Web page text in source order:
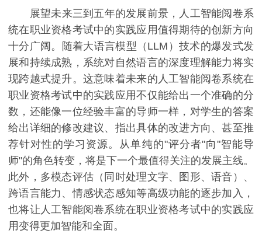
展望未来三到五年的发展前景，人工智能阅卷系
统在职业资格考试中的实践应用值得期待的创新方向
十分广阔。随着大语言模型（LLM）技术的爆发式发
展和持续成熟，系统对自然语言的深度理解能力将实
现跨越式提升。这意味着未来的人工智能阅卷系统在
职业资格考试中的实践应用不仅能给出一个准确的分
数，还能像一位经验丰富的导师一样，对学生的答案
给出详细的修改建议、指出具体的改进方向、甚至推
荐针对性的学习资源。从单纯的"评分者"向"智能导
师"的角色转变，将是下一个最值得关注的发展主线。
此外，多模态评估（同时处理文字、图形、语音）、
跨语言能力、情感状态感知等高级功能的逐步加入，
也将让人工智能阅卷系统在职业资格考试中的实践应
用变得更加智能和全面。